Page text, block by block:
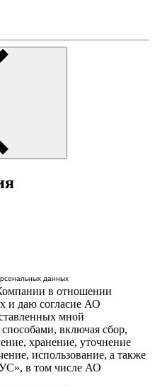
данных
в отношении
и даю согласие АО
мной
включая сбор,
хранение, уточнение
использование, а также
в том числе АО